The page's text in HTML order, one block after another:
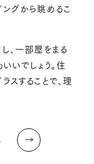
グから眺めるこ
、一部屋をまる
いでしょう。住
スすることで、理